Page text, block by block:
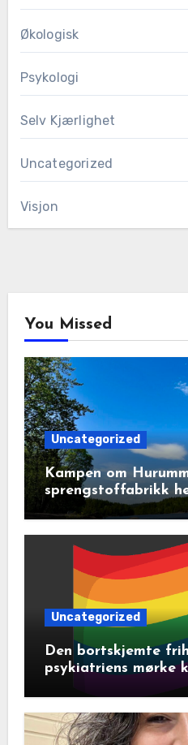
Økologisk
Psykologi
Selv Kjærlighet
Uncategorized
Visjon
You Missed
Uncategorized
Kampen om
sprengstoffabrikk
for natur og
Uncategorized
Den bortskjemte
psykiatriens mørke